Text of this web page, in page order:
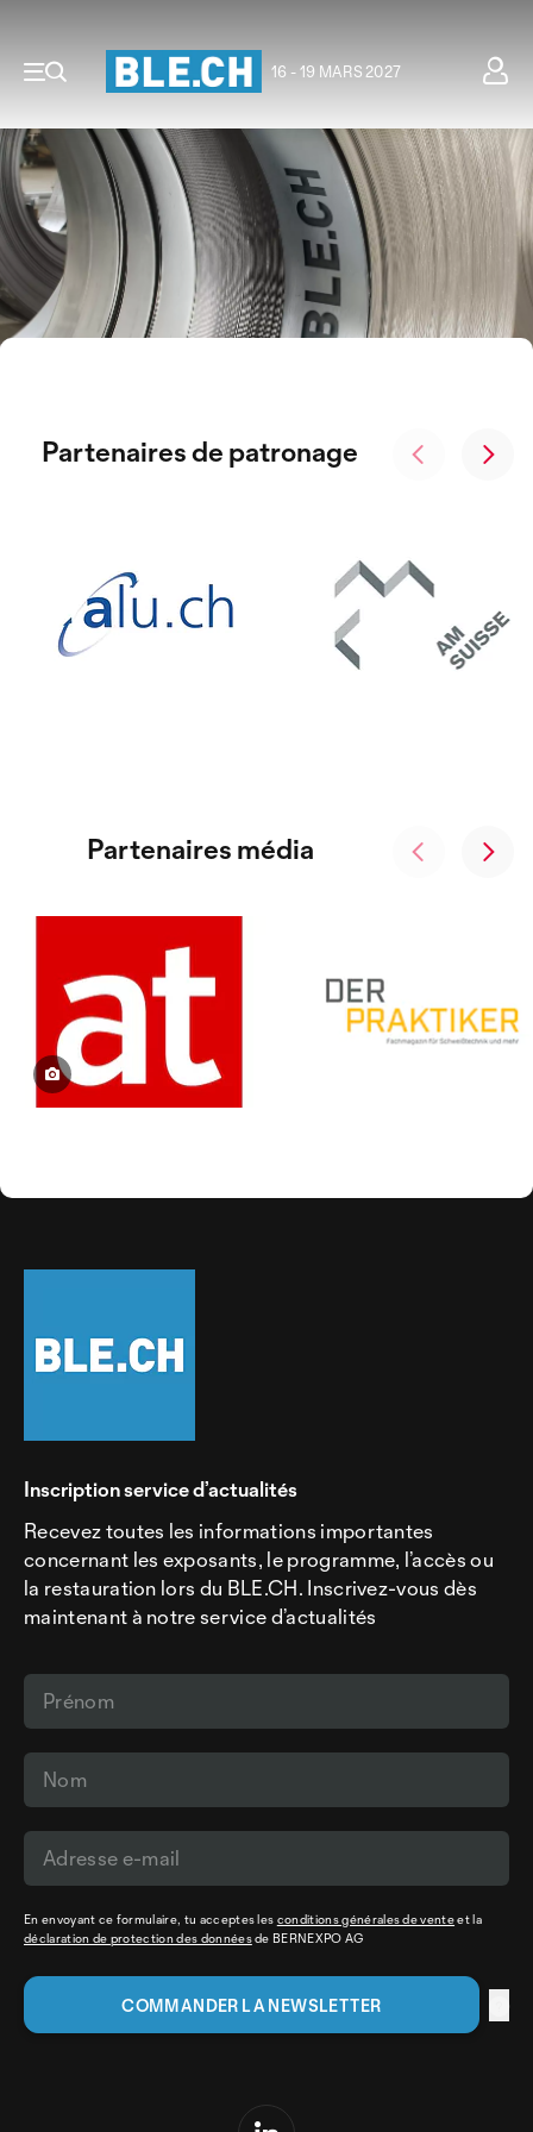
16 - 19 MARS 2027
Partenaires de patronage
Partenaires média
Inscription service d’actualités
Recevez toutes les informations importantes
concernant les exposants, le programme, l’accès ou
la restauration lors du BLE.CH. Inscrivez-vous dès
maintenant à notre service d’actualités
En envoyant ce formulaire, tu acceptes les conditions générales de venteet la
déclaration de protection des donnéesde BERNEXPO AG